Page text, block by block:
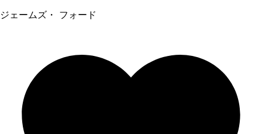
ジェームズ・ フォード